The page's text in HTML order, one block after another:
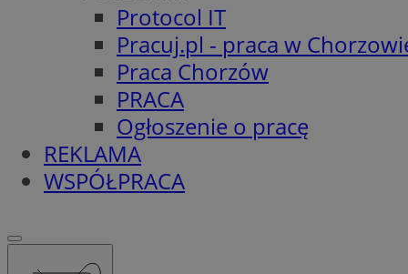
Protocol IT
Pracuj.pl - praca w
Praca Chorzów
PRACA
Ogłoszenie o pracę
REKLAMA
WSPÓŁPRACA